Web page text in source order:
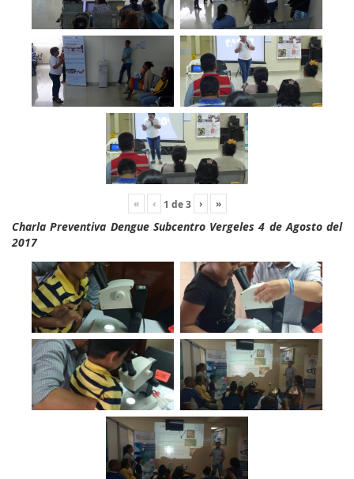
« ‹ 1 de3 › »
Charla Preventiva Dengue Subcentro Vergeles 4 de Agosto del
2017